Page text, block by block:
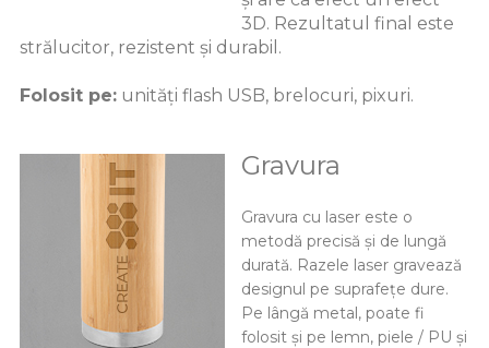
3D. Rezultatul final este
strălucitor, rezistent și durabil.
Folosit pe:unități flash USB, brelocuri, pixuri.
Gravura
Gravura cu laser este o
metodă precisă și de lungă
durată. Razele laser gravează
designul pe suprafețe dure.
Pe lângă metal, poate fi
folosit și pe lemn, piele / PU și